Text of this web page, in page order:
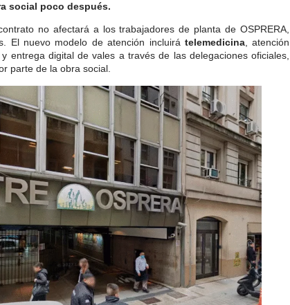
social poco después.
no afectará a los trabajadores de planta de OSPRERA,
El nuevo modelo de atención incluirá telemedicina, atención
entrega digital de vales a través de las delegaciones oficiales,
parte de la obra social.